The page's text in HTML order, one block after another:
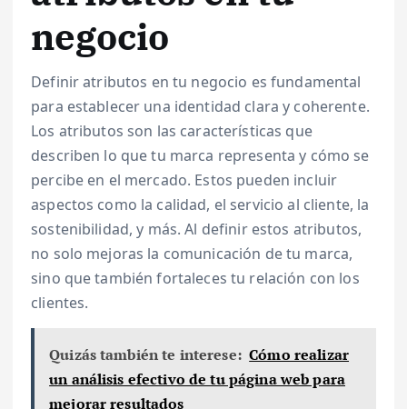
negocio
Definir atributos en tu negocio es fundamental
para establecer una identidad clara y coherente.
Los atributos son las características que
describen lo que tu marca representa y cómo se
percibe en el mercado. Estos pueden incluir
aspectos como la calidad, el servicio al cliente, la
sostenibilidad, y más. Al definir estos atributos,
no solo mejoras la comunicación de tu marca,
sino que también fortaleces tu relación con los
clientes.
Quizás también te interese: Cómo realizar
un análisis efectivo de tu página web para
mejorar resultados